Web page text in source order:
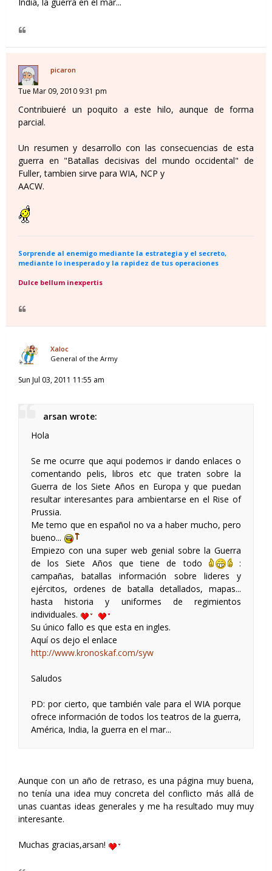
picaron
Tue Mar 09, 2010 9:31 pm
Contribuieré un poquito a este hilo, aunque de forma
parcial.
Un resumen y desarrollo con las consecuencias de esta
guerra en "Batallas decisivas del mundo occidental" de
Fuller, tambien sirve para WIA, NCP y
AACW.
Sorprende al enemigo mediante la estrategia y el secreto,
mediante lo inesperado y la rapidez de tus operaciones
Dulce bellum inexpertis
Xaloc
General of the Army
Sun Jul 03, 2011 11:55 am
arsan wrote:
Hola
Se me ocurre que aqui podemos ir dando enlaces o
comentando pelis, libros etc que traten sobre la
Guerra de los Siete Años en Europa y que puedan
resultar interesantes para ambientarse en el Rise of
Prussia.
Me temo que en español no va a haber mucho, pero
bueno...
Empiezo con una super web genial sobre la Guerra
de los Siete Años que tiene de todo
:
campañas, batallas información sobre lideres y
ejércitos, ordenes de batalla detallados, mapas...
hasta historia y uniformes de regimientos
individuales.
Su único fallo es que esta en ingles.
Aquí os dejo el enlace
http://www.kronoskaf.com/syw
Saludos
PD: por cierto, que también vale para el WIA porque
ofrece información de todos los teatros de la guerra,
América, India, la guerra en el mar...
Aunque con un año de retraso, es una página muy buena,
no tenía una idea muy concreta del conflicto más allá de
unas cuantas ideas generales y me ha resultado muy muy
interesante.
Muchas gracias,arsan!